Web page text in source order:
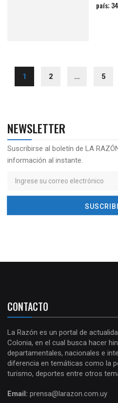
país;
1 2 … 5
NEWSLETTER
Suscribirse al boletín de LA
información al instante.
CONTACTO
La Razón es un portal de
Colonia, en el cual busca hacer
departamentales, nacionales e
diferencia en temáticas como la
turismo, deportes entre otros
Email: prensa@larazon.com.uy